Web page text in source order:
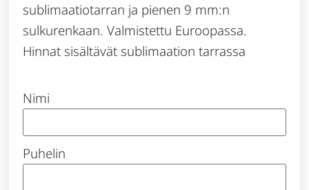
sublimaatiotarran ja pienen 9 mm:n
sulkurenkaan. Valmistettu Euroopassa.
Hinnat sisältävät sublimaation tarrassa
Nimi
Puhelin